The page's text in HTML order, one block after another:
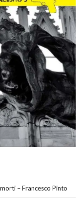
– Francesco Pinto